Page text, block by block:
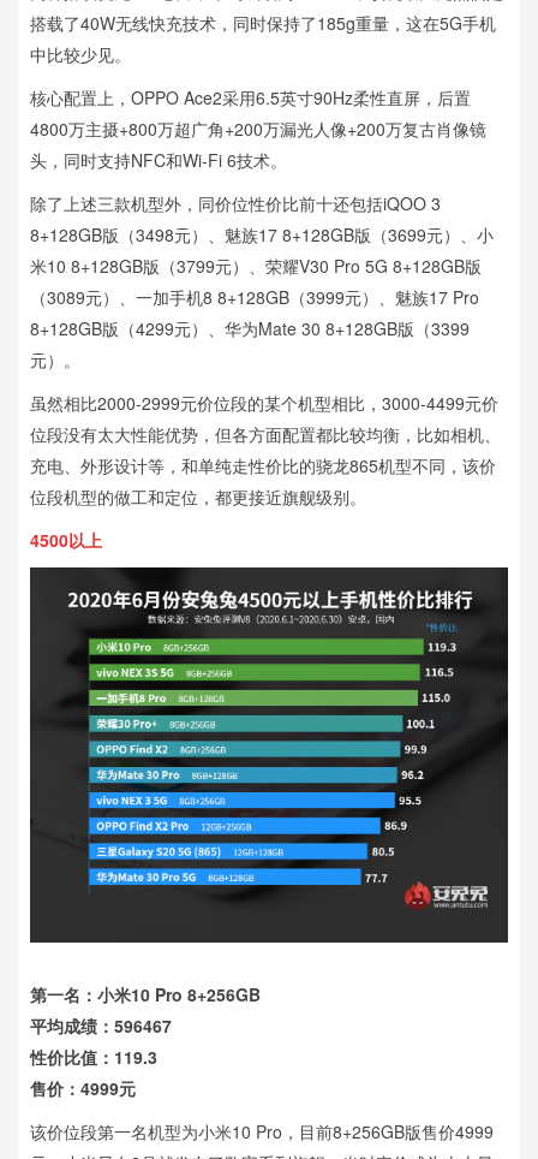
搭载了40W无线快充技术，同时保持了185g重量，这在5G手机
中比较少见。
核心配置上，OPPO Ace2采用6.5英寸90Hz柔性直屏，后置
4800万主摄+800万超广角+200万漏光人像+200万复古肖像镜
头，同时支持NFC和Wi-Fi 6技术。
除了上述三款机型外，同价位性价比前十还包括iQOO 3
8+128GB版（3498元）、魅族17 8+128GB版（3699元）、小
米10 8+128GB版（3799元）、荣耀V30 Pro 5G 8+128GB版
（3089元）、一加手机8 8+128GB（3999元）、魅族17 Pro
8+128GB版（4299元）、华为Mate 30 8+128GB版（3399
元）。
虽然相比2000-2999元价位段的某个机型相比，3000-4499元价
位段没有太大性能优势，但各方面配置都比较均衡，比如相机、
充电、外形设计等，和单纯走性价比的骁龙865机型不同，该价
位段机型的做工和定位，都更接近旗舰级别。
4500以上
第一名：小米10 Pro 8+256GB
平均成绩：596467
性价比值：119.3
售价：4999元
该价位段第一名机型为小米10 Pro，目前8+256GB版售价4999